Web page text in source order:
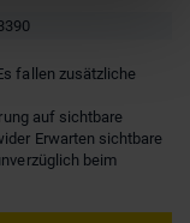
fallen zusätzliche
auf sichtbare
Erwarten sichtbare
beim